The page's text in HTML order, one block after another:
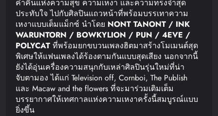
ค่ำคืนแห่งความสุข ความเหงา และความทรงจำสุด
ประทับใจ ไปกับศิลปินแถวหน้าที่พร้อมบรรเทาความ
เหงาแบบเต็มแม็กซ์ นำโดย NONT TANONT / INK
WARUNTORN / BOWKYLION / PUN / 4EVE /
POLYCAT ที่พร้อมยกขบวนเพลงฮิตมาสร้างโมเมนต์สุด
พิเศษให้แฟนเพลงได้ร้องตามกันแบบสุดเสียง นอกจากนี้
ยังได้อุ่นเครื่องความสนุกกับเหล่าศิลปินรุ่นใหม่ที่น่า
จับตามอง ได้แก่ Television off, Cornboi, The Publish
และ Macaw and the flowers ที่จะมาร่วมเติมเต็ม
บรรยากาศให้เทศกาลแห่งความเหงาครั้งนี้สมบูรณ์แบบ
ยิ่งขึ้น